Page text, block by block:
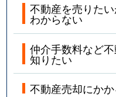
不動産を売りた
わからない
仲介手数料など
知りたい
不動産売却にか